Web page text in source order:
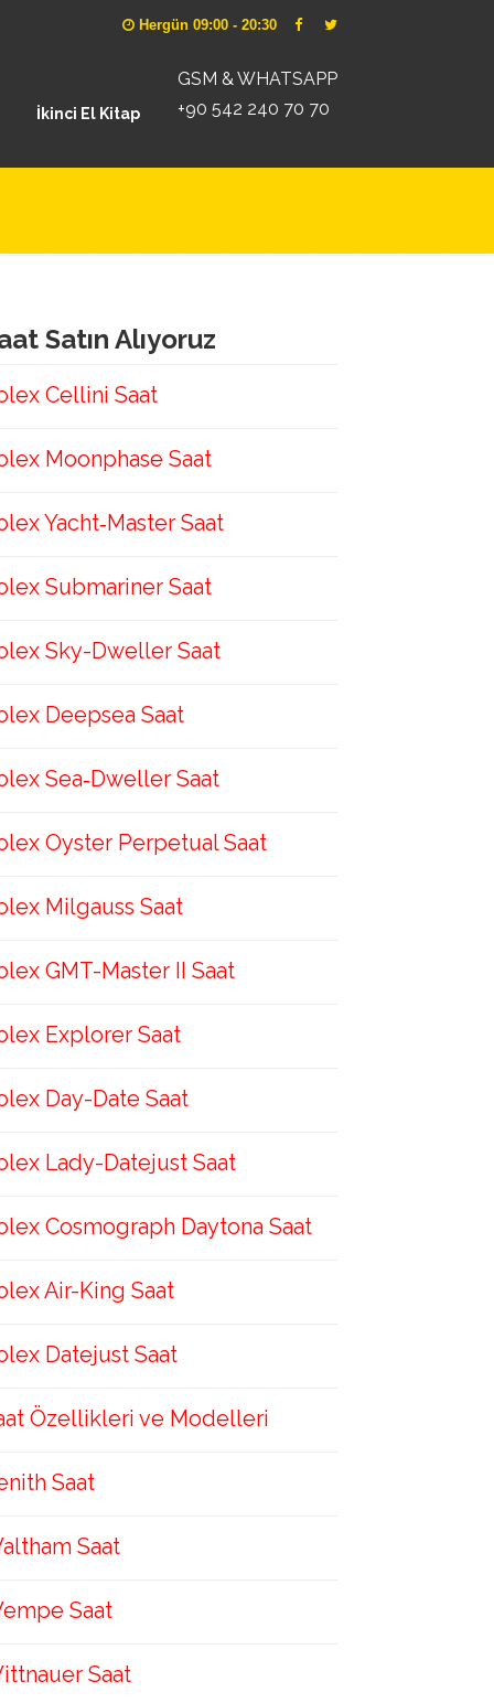
Hergün 09:00 - 20:30
GSM & WHATSAPP
+90 542 240 70 70
İkinci El Kitap
Satın Alıyoruz
Cellini Saat
Moonphase Saat
Yacht‑Master Saat
Submariner Saat
Sky-Dweller Saat
Deepsea Saat
Sea‑Dweller Saat
Oyster Perpetual Saat
Milgauss Saat
GMT-Master II Saat
Explorer Saat
Day-Date Saat
Lady-Datejust Saat
Cosmograph Daytona Saat
Air-King Saat
Datejust Saat
Özellikleri ve Modelleri
Saat
Saat
Saat
Saat